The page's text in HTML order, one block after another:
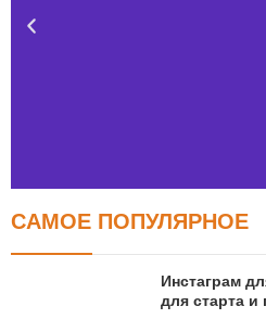
Тест
в 5 главных
САМОЕ ПОПУЛЯРНОЕ
Инстаграм
для старта и